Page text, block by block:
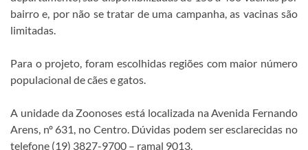
bairro e, por não se tratar de uma campanha, as vacinas são
limitadas.
Para o projeto, foram escolhidas regiões com maior número
populacional de cães e gatos.
A unidade da Zoonoses está localizada na Avenida Fernando
Arens, nº 631, no Centro. Dúvidas podem ser esclarecidas no
telefone (19) 3827-9700 – ramal 9013.